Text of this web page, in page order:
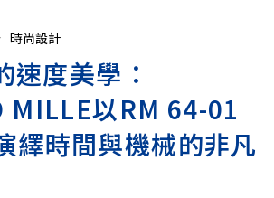
時尚設計
速度美學：
MILLE以RM 64-01
繹時間與機械的非凡